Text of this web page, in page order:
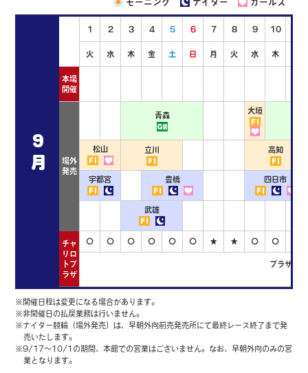
9
月
1 2 3 4 5 6 7 8 9 10
火 水 木 金 土 日 月 火 水 木
本場
開催
場外
発売
青森
大垣
松山 立川 高知
宇都宮 豊橋 四日市
武雄
チャ
リロ
トプ
ラザ
〇 〇 〇 〇 〇 〇 ★ ★ 〇 〇
プラザ営
※開催日程は変更になる場合があります。
※非開催日の払戻業務は行いません。
※ナイター競輪（場外発売）は、早朝外向前売発売所にて最終レース終了まで発
売いたします。
※9/17～10/1の期間、本館での営業はございません。なお、早朝外向のみの営
業となります。